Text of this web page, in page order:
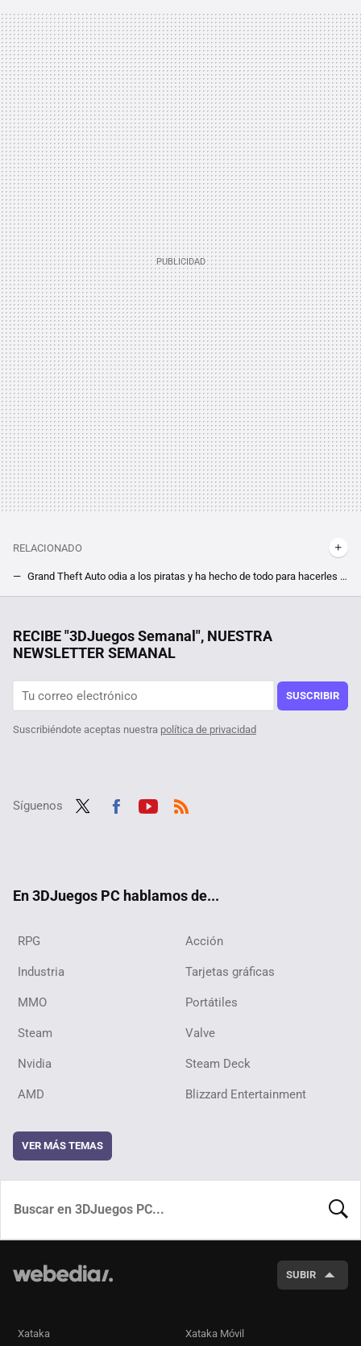
RELACIONADO
Grand Theft Auto odia a los piratas y ha hecho de todo para hacerles la vida imposible
Está en Steam por menos de 1 euro, y se trata de uno de los MMORPG con más contenido de los que hay en el género. Descubre Black Desert Online
RECIBE "3DJuegos Semanal", NUESTRA
NEWSLETTER SEMANAL
SUSCRIBIR
Suscribiéndote aceptas nuestra política de privacidad
Síguenos
En 3DJuegos PC hablamos de...
RPG Acción
Industria Tarjetas gráficas
MMO Portátiles
Steam Valve
Nvidia Steam Deck
AMD Blizzard Entertainment
VER MÁS TEMAS
SUBIR
Xataka Xataka Móvil